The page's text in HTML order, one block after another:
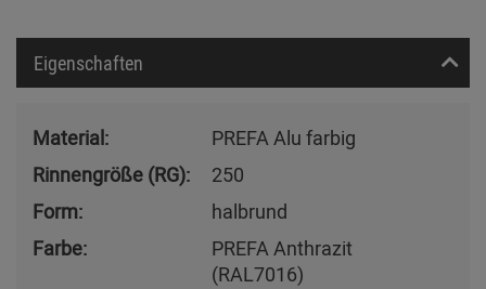
Eigenschaften
Material:
PREFA Alu farbig
Rinnengröße (RG):
250
Form:
halbrund
Farbe:
PREFA Anthrazit
(RAL7016)